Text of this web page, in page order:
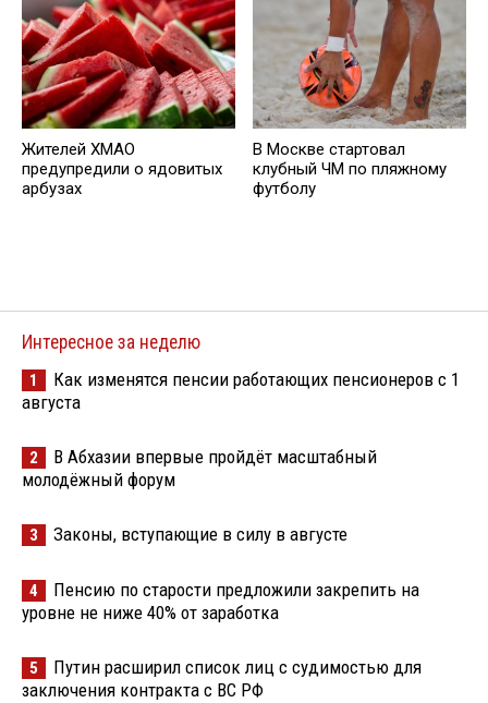
Жителей ХМАО
предупредили о ядовитых
арбузах
В Москве стартовал
клубный ЧМ по пляжному
футболу
Интересное за неделю
1
Как изменятся пенсии работающих пенсионеров с 1
августа
2
В Абхазии впервые пройдёт масштабный
молодёжный форум
3 Законы, вступающие в силу в августе
4
Пенсию по старости предложили закрепить на
уровне не ниже 40% от заработка
5
Путин расширил список лиц с судимостью для
заключения контракта с ВС РФ